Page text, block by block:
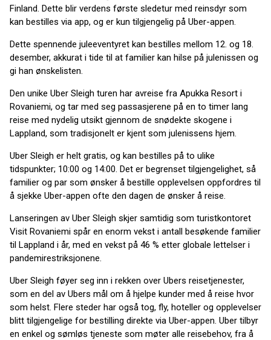
Finland. Dette blir verdens første sledetur med reinsdyr som
kan bestilles via app, og er kun tilgjengelig på Uber-appen.
Dette spennende juleeventyret kan bestilles mellom 12. og 18.
desember, akkurat i tide til at familier kan hilse på julenissen og
gi han ønskelisten.
Den unike Uber Sleigh turen har avreise fra Apukka Resort i
Rovaniemi, og tar med seg passasjerene på en to timer lang
reise med nydelig utsikt gjennom de snødekte skogene i
Lappland, som tradisjonelt er kjent som julenissens hjem.
Uber Sleigh er helt gratis, og kan bestilles på to ulike
tidspunkter; 10:00 og 14:00. Det er begrenset tilgjengelighet, så
familier og par som ønsker å bestille opplevelsen oppfordres til
å sjekke Uber-appen ofte den dagen de ønsker å reise.
Lanseringen av Uber Sleigh skjer samtidig som turistkontoret
Visit Rovaniemi spår en enorm vekst i antall besøkende familier
til Lappland i år, med en vekst på 46 % etter globale lettelser i
pandemirestriksjonene.
Uber Sleigh føyer seg inn i rekken over Ubers reisetjenester,
som en del av Ubers mål om å hjelpe kunder med å reise hvor
som helst. Flere steder har også tog, fly, hoteller og opplevelser
blitt tilgjengelige for bestilling direkte via Uber-appen. Uber tilbyr
en enkel og sømløs tjeneste som møter alle reisebehov, fra å